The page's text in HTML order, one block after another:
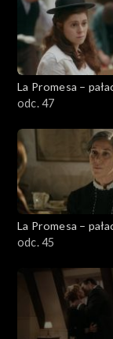
La Promesa –
odc. 47
La Promesa –
odc. 45